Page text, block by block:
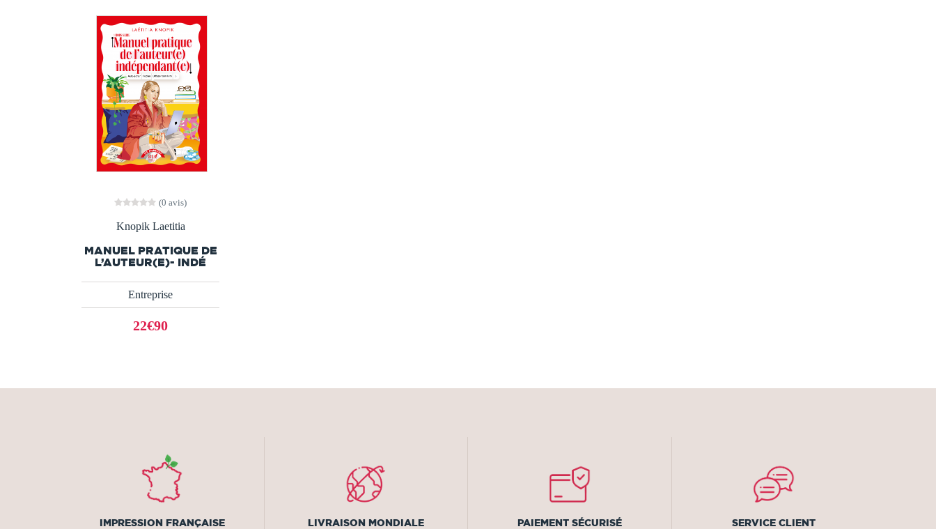
(0 avis)
Knopik Laetitia
MANUEL PRATIQUE DE
L’AUTEUR(E)- INDÉ
Entreprise
22€90
IMPRESSION FRANÇAISE LIVRAISON MONDIALE PAIEMENT SÉCURISÉ SERVICE CLIENT